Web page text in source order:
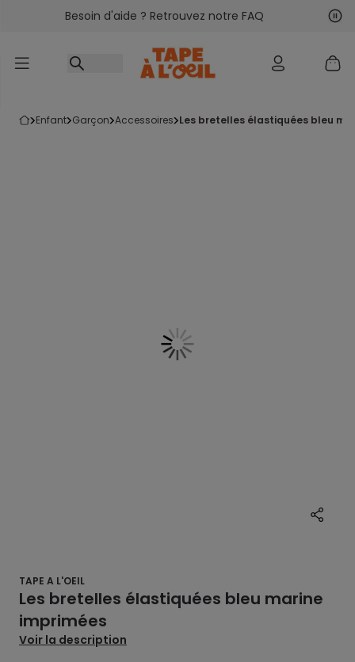
Accéder au contenu
Besoin d'aide ? Retrouvez notre FAQ
enfant garçon accessoires les bretelles élastiquées bleu
TAPE A L'OEIL
Les bretelles élastiquées bleu marine
imprimées
Voir la description